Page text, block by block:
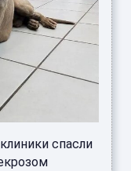
спасли